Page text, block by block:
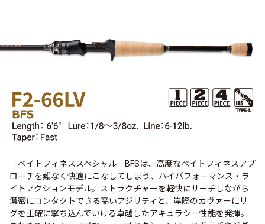
「ベイトフィネススペシャル」BFSは、高度なべイトフィネスアプ
ローチを難なく快適にこなしてしまう、ハイパフォーマンス・ラ
イトアクションモデル。ストラクチャーを軽快にサーチしながら
濃密にコンタクトできる高いアジリティと、岸際のカヴァーにリ
グを正確に撃ち込んでいける卓越したアキュラシー性能を発揮。